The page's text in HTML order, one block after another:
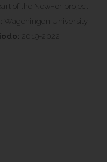
of the NewFor project
Wageningen University
2019-2022